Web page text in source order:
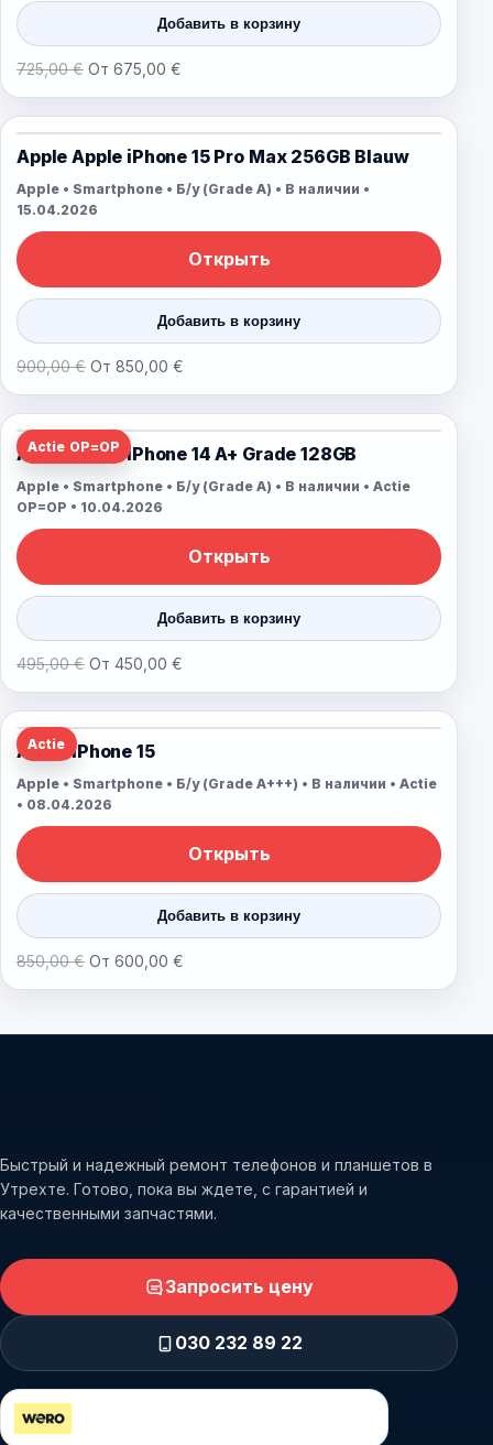
Добавить в корзину
725,00 € От 675,00 €
Apple Apple iPhone 15 Pro Max 256GB Blauw
Apple • Smartphone • Б/у (Grade A) • В наличии •
15.04.2026
Открыть
Добавить в корзину
900,00 € От 850,00 €
Actie OP=OP
Apple Apple iPhone 14 A+ Grade 128GB
Apple • Smartphone • Б/у (Grade A) • В наличии • Actie
OP=OP • 10.04.2026
Открыть
Добавить в корзину
495,00 € От 450,00 €
Actie
Apple iPhone 15
Apple • Smartphone • Б/у (Grade A+++) • В наличии • Actie
• 08.04.2026
Открыть
Добавить в корзину
850,00 € От 600,00 €
Быстрый и надежный ремонт телефонов и планшетов в
Утрехте. Готово, пока вы ждете, с гарантией и
качественными запчастями.
Запросить цену
030 232 89 22